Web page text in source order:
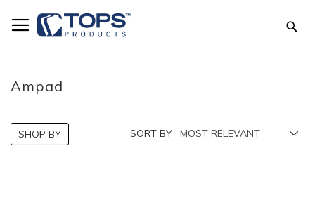
to
Content
Ampad
SORT BY
SHOP BY